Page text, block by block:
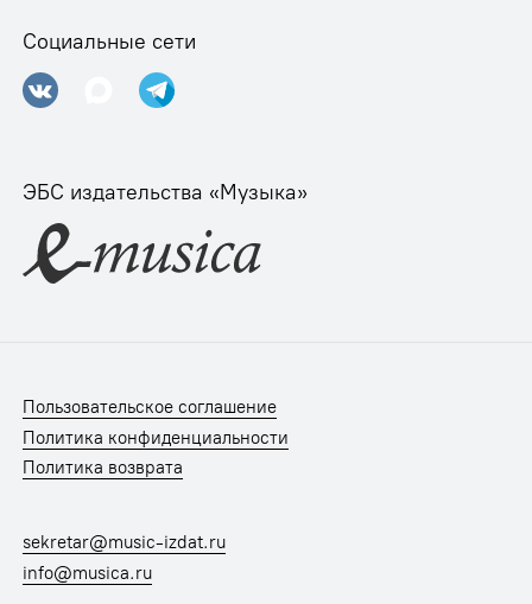
Социальные сети
ЭБС издательства «Музыка»
Пользовательское соглашение
Политика конфиденциальности
Политика возврата
sekretar@music-izdat.ru
info@musica.ru